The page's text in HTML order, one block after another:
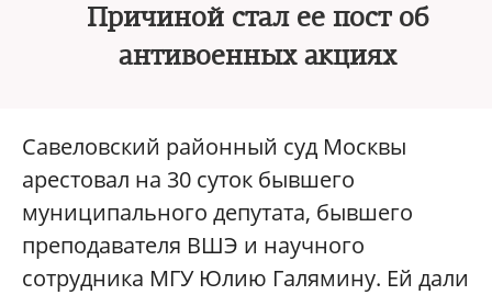
Причиной стал ее пост об
антивоенных акциях
Савеловский районный суд Москвы
арестовал на 30 суток бывшего
муниципального депутата, бывшего
преподавателя ВШЭ и научного
сотрудника МГУ Юлию Галямину. Ей дали